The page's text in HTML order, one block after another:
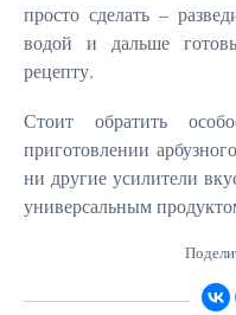
просто сделать –
водой и дальше
рецепту.
Стоит обратить
приготовлении
ни другие усилители
универсальным